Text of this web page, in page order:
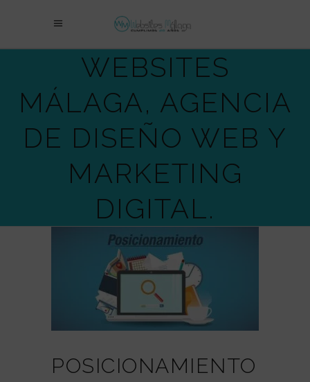
WEBSITES
MÁLAGA, AGENCIA
DE DISEÑO WEB Y
MARKETING
DIGITAL.
POSICIONAMIENTO